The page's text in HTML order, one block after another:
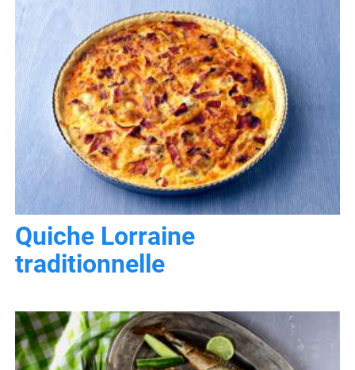
Quiche Lorraine
traditionnelle